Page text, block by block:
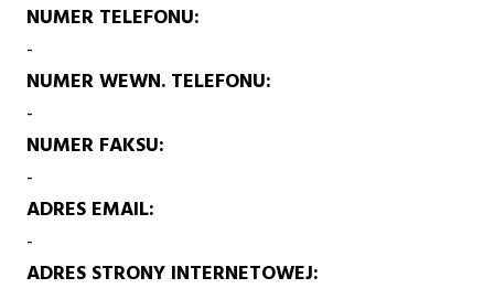
NUMER TELEFONU
-
NUMER WEWN. TELEFONU
-
NUMER FAKSU
-
ADRES EMAIL
-
ADRES STRONY INTERNETOWEJ